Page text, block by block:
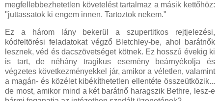
megfellebbezhetetlen követelést tartalmaz a másik kettőhöz:
"juttassatok ki engem innen. Tartoztok nekem."
Ez a három lány bekerül a szupertitkos rejtjelezési,
kódfeltörési feladatokat végző Bletchley-be, ahol barátnők
lesznek, véd és dacszövetséget kötnek. Ez hosszú évekig ki
is tart, de néhány tragikus esemény beárnyékolja és
végzetes következményekkel jár, amikor a véletlen, valamint
a magán- és közélet kibékíthetetlen ellentéte összeütközik...
de most, amikor mind a két barátnő haragszik Bethre, lesz-e